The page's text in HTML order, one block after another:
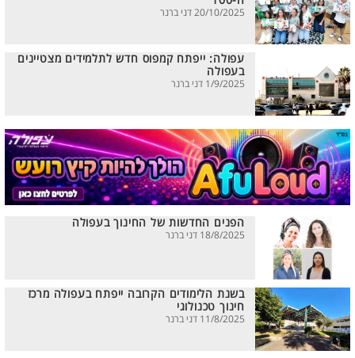
20/10/2025 דני ברנר
עפולה: ייפתח קמפוס חדש לתלמידים מצטיינים
בעפולה
1/9/2025 דני ברנר
הפנים החדשות של החינוך בעפולה
18/8/2025 דני ברנר
בשנת הלימודים הקרובה ייפתח בעפולה מרכז
חינוך טכנולוגי
11/8/2025 דני ברנר